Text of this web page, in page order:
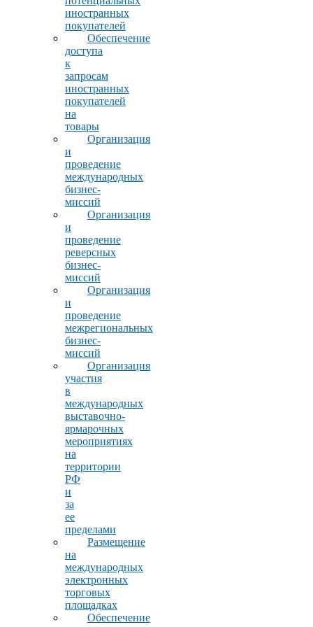
иностранных
покупателей
Обеспечение
доступа
к
запросам
иностранных
покупателей
на
товары
Организация
и
проведение
международных
бизнес-
миссий
Организация
и
проведение
реверсных
бизнес-
миссий
Организация
и
проведение
межрегиональных
бизнес-
миссий
Организация
участия
в
международных
выставочно-
ярмарочных
мероприятиях
на
территории
РФ
и
за
ее
пределами
Размещение
на
международных
электронных
торговых
площадках
Обеспечение